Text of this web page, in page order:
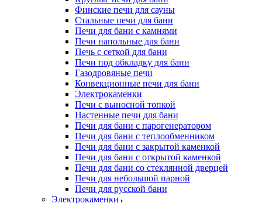
Финские печи для сауны
Стальные печи для бани
Печи для бани с камнями
Печи напольные для бани
Печь с сеткой для бани
Печи под обкладку для бани
Газодровяные печи
Конвекционные печи для бани
Электрокаменки
Печи с выносной топкой
Настенные печи для бани
Печи для бани с парогенератором
Печи для бани с теплообменником
Печи для бани с закрытой каменкой
Печи для бани с открытой каменкой
Печи для бани со стеклянной дверцей
Печи для небольшой парной
Печи для русской бани
Электрокаменки